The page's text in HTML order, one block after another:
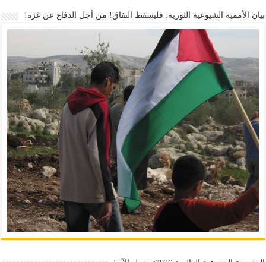
بيان الأممية الشيوعية الثورية: فليسقط النفاق! من أجل الدفاع عن غزة!